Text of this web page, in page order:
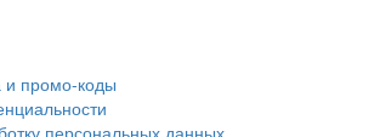
и промо-коды
персональных данных